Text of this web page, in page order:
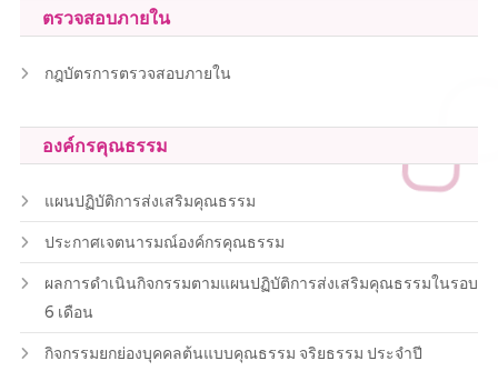
ตรวจสอบภายใน
กฎบัตรการตรวจสอบภายใน
องค์กรคุณธรรม
แผนปฏิบัติการส่งเสริมคุณธรรม
ประกาศเจตนารมณ์องค์กรคุณธรรม
ผลการดำเนินกิจกรรมตามแผนปฏิบัติการส่งเสริมคุณธรรมในรอบ
6 เดือน
กิจกรรมยกย่องบุคคลต้นแบบคุณธรรม จริยธรรม ประจำปี